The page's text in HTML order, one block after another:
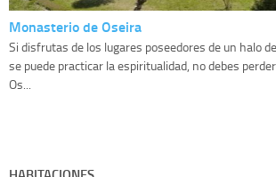
Monasterio de Oseira
Si disfrutas de los lugares poseedores de un halo
se puede practicar la espiritualidad, no debes
Os...